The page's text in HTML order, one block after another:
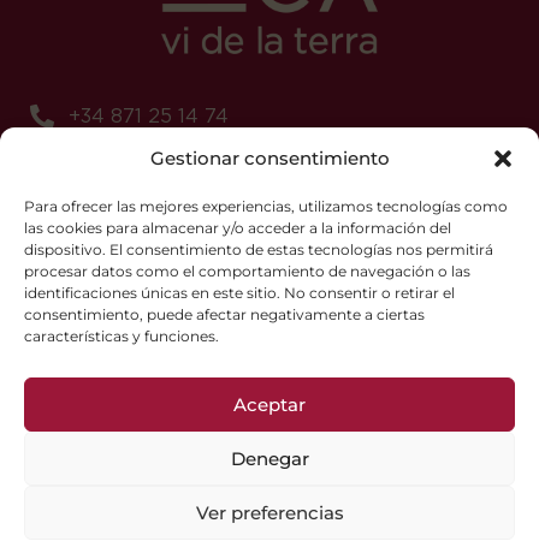
Gestionar consentimiento
Para ofrecer las mejores experiencias, utilizamos tecnologías como
las cookies para almacenar y/o acceder a la información del
dispositivo. El consentimiento de estas tecnologías nos permitirá
procesar datos como el comportamiento de navegación o las
identificaciones únicas en este sitio. No consentir o retirar el
consentimiento, puede afectar negativamente a ciertas
características y funciones.
Aceptar
Denegar
Ver preferencias
+34 871 25 14 74
+34 618 71 94 57
promocio@vtmallorca.com
Cookies-Politik